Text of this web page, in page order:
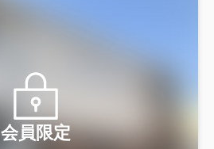
会員限定